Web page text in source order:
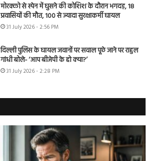
मोरक्को से स्पेन में घुसने की कोशिश के दौरान भगदड़, 18
प्रवासियों की मौत, 100 से ज्यादा सुरक्षाकर्मी घायल
31 July 2026 - 2:56 PM
दिल्ली पुलिस के घायल जवानों पर सवाल पूछे जाने पर राहुल
गांधी बोले- ‘आप बीजेपी के हो क्या?’
31 July 2026 - 2:28 PM